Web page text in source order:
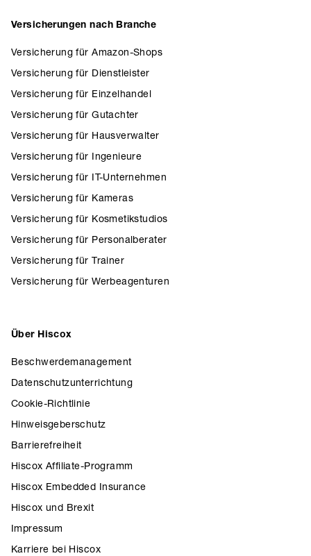
Versicherungen nach Branche
Versicherung für Amazon-Shops
Versicherung für Dienstleister
Versicherung für Einzelhandel
Versicherung für Gutachter
Versicherung für Hausverwalter
Versicherung für Ingenieure
Versicherung für IT-Unternehmen
Versicherung für Kameras
Versicherung für Kosmetikstudios
Versicherung für Personalberater
Versicherung für Trainer
Versicherung für Werbeagenturen
Über Hiscox
Beschwerdemanagement
Datenschutzunterrichtung
Cookie-Richtlinie
Hinweisgeberschutz
Barrierefreiheit
Hiscox Affiliate-Programm
Hiscox Embedded Insurance
Hiscox und Brexit
Impressum
Karriere bei Hiscox